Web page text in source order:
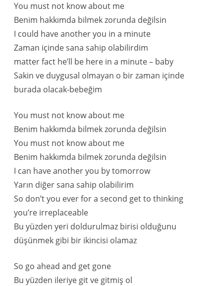
You must not know about me
Benim hakkımda bilmek zorunda değilsin
I could have another you in a minute
Zaman içinde sana sahip olabilirdim
matter fact he’ll be here in a minute – baby
Sakin ve duygusal olmayan o bir zaman içinde
burada olacak-bebeğim
You must not know about me
Benim hakkımda bilmek zorunda değilsin
You must not know about me
Benim hakkımda bilmek zorunda değilsin
I can have another you by tomorrow
Yarın diğer sana sahip olabilirim
So don’t you ever for a second get to thinking
you’re irreplaceable
Bu yüzden yeri doldurulmaz birisi olduğunu
düşünmek gibi bir ikincisi olamaz
So go ahead and get gone
Bu yüzden ileriye git ve gitmiş ol